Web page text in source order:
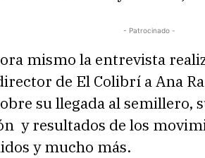
- Patrocinado -
mismo la entrevista
de El Colibrí a Ana
su llegada al semillero,
y resultados de los
y mucho más.